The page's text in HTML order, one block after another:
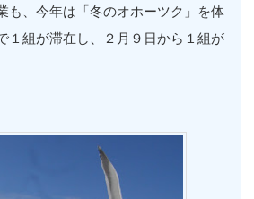
も、今年は「冬のオホーツク」を体
１組が滞在し、２月９日から１組が